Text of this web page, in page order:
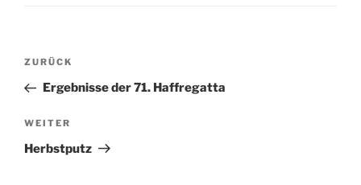
Beitragsnavigation
Vorheriger
Beitrag
ZURÜCK
Ergebnisse der 71. Haffregatta
Nächster
Beitrag
WEITER
Herbstputz